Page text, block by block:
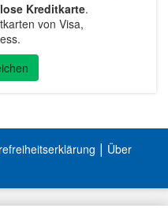
Kreditkarte.
von Visa,
| Über